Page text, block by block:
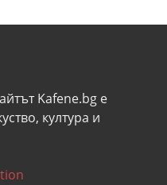
Kafene.bg e
култура и